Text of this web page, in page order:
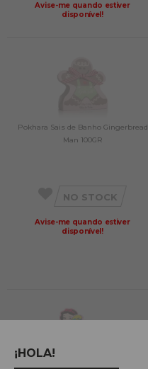
Avise-me quando estiver
disponível!
Pokhara Sais de Banho Gingerbread
Man 100GR
NO STOCK
Avise-me quando estiver
disponível!
¡HOLA!